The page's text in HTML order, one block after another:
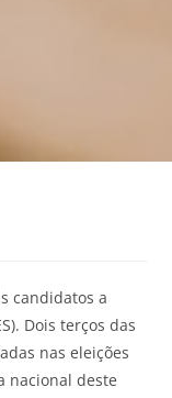
candidatos a
Dois terços das
nas eleições
nacional deste